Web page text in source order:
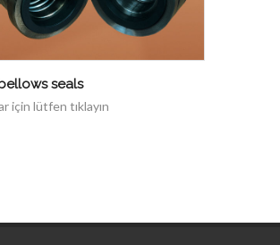
seals
için lütfen tıklayın